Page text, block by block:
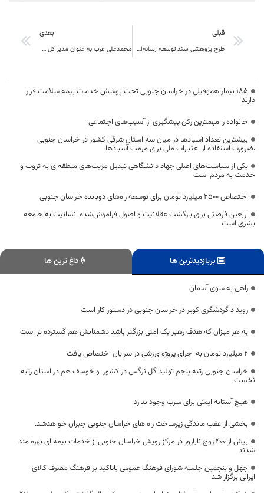
قبلی
طرح پژوهشی سند توسعه رسانه‌ای خراسان جنوبی در حال آماده سازی است
بعدی
محمدعلی عرب به عنوان مدیر کل فنی و حرفه خراسان جنوبی منصوب شد
۱۸۵ بیمار هموفیلی در خراسان جنوبی تحت پوشش خدمات بیمه سلامت قرار
دارند
خانواده را مهمترین رکن پیشگیری از آسیب‌های اجتماعی
بیشترین تعداد آسبادها در میان سه استان شرقی کشور در خراسان جنوبی
،ضرورت استفاده از اعتبارات ملی برای مرمت آسبادها
یکی از سیاست‌های اصلی جهاد دانشگاهی تبدیل مزیت‌های منطقه‌ای به ثروت و
خدمت به مردم است
اختصاص 2500 میلیارد تومان برای توسعه راه‌های دوبانده خراسان جنوبی
اربعین فرصتی برای بازگشت عقلانیت و اصول فراموش‌شده انسانیت به جامعه
بشری است
پربازدیدترین ها داغ ترین ها
راهی به سوی آسمان
رویداد گردشگری کویر در خراسان جنوبی در دستور کار است
به هر میزان که هدف رهبر یک امتی بزرگتر باشد دشمنانش هم گسترده تر است
۲ میلیارد تومان به اجرای پروژه ورزشی در سرایان اختصاص یافت
خراسان ‌جنوبی رتبه پنجم تولید گل نرگس در کشور و خوسف هم در استان رتبه
نخست
هیچ آستانه ایمنی برای سرب وجود ندارد
بخشی از عقب ماندگی زیرساخت راه های خراسان جنوبی جبران خواهد‌شد.
بیش از ۴۰۰ زوج نابارور در مرکز رویش خراسان جنوبی از خدمات بیمه ای بهره مند
شدند
چهل و پنجمین جلسه شورای فرهنگ عمومی باتاکید بر فرهنگ مصرف کالای
ایرانی برگزار شد